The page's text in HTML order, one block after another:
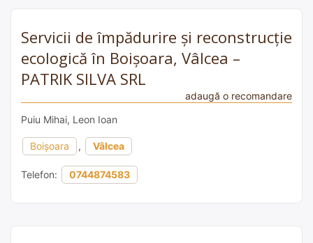
Servicii de împădurire și reconstrucție
ecologică în Boișoara, Vâlcea –
PATRIK SILVA SRL
adaugă o recomandare
Puiu Mihai, Leon Ioan
Boișoara , Vâlcea
Telefon: 0744874583